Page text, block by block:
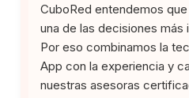
CuboRed entendemos
una de las decisiones
Por eso combinamos la
App con la experiencia y
nuestras asesoras